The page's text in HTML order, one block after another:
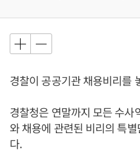
경찰이 공공기관 채용비리를
경찰청은 연말까지 모든 수
와 채용에 관련된 비리의 특
다.